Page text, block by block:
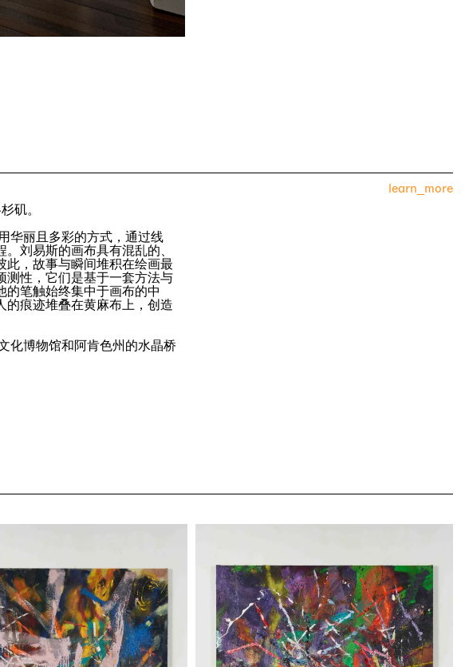
learn_more
矶。
华丽且多彩的方式，通过线
刘易斯的画布具有混乱的、
此，故事与瞬间堆积在绘画最
测性，它们是基于一套方法与
笔触始终集中于画布的中
的痕迹堆叠在黄麻布上，创造
化博物馆和阿肯色州的水晶桥